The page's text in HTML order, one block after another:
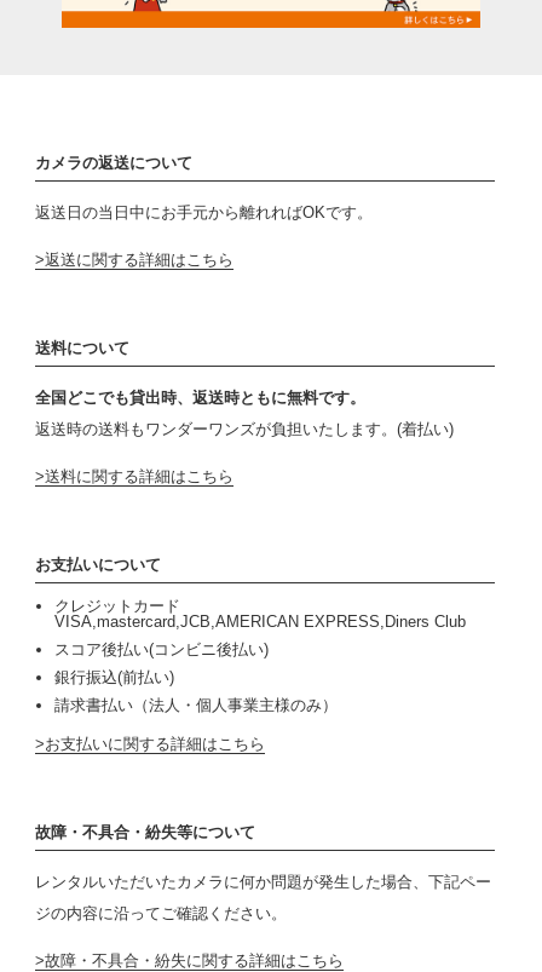
カメラの返送について
返送日の当日中にお手元から離れればOKです。
返送に関する詳細はこちら
送料について
全国どこでも貸出時、返送時ともに無料です。
返送時の送料もワンダーワンズが負担いたします。(着払い)
送料に関する詳細はこちら
お支払いについて
クレジットカード
VISA,mastercard,JCB,AMERICAN EXPRESS,Diners Club
スコア後払い(コンビニ後払い)
銀行振込(前払い)
請求書払い（法人・個人事業主様のみ）
お支払いに関する詳細はこちら
故障・不具合・紛失等について
レンタルいただいたカメラに何か問題が発生した場合、下記ペー
ジの内容に沿ってご確認ください。
故障・不具合・紛失に関する詳細はこちら